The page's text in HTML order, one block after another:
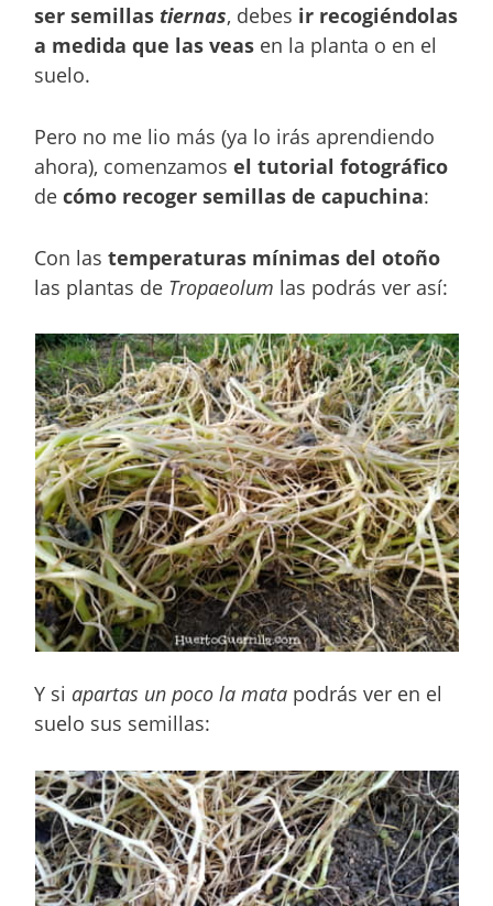
ser semillas tiernas, debes ir recogiéndolas
a medida que las veas en la planta o en el
suelo.
Pero no me lio más (ya lo irás aprendiendo
ahora), comenzamosel tutorial fotográfico
decómo recoger semillas de capuchina:
Con lastemperaturas mínimas del otoño
las plantas de Tropaeolum las podrás ver así:
Y si apartas un poco la mata podrás ver en el
suelo sus semillas: